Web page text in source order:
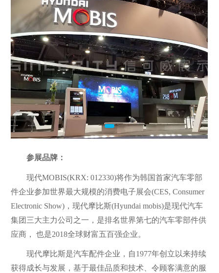
参展品牌：
现代MOBIS(KRX: 012330)将作为韩国首家汽车零部
件企业参加世界最大规模的消费电子展会(CES, Consumer
Electronic Show)，现代摩比斯(Hyundai mobis)是现代汽车
集团三大主力公司之一，是排名世界第七的汽车零部件供
应商， 也是2018全球财富五百强企业。
现代摩比斯是汽车配件企业，自1977年创立以来持续
获得成长与发展，基于最佳品质和技术、令顾客满意的服